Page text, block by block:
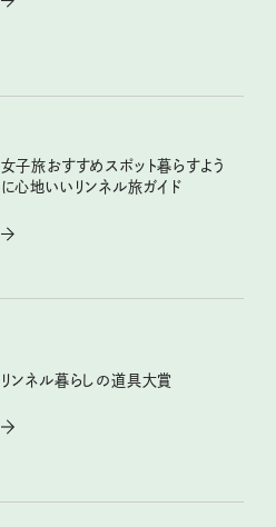
女子旅おすすめスポット暮らすよう
に心地いいリンネル旅ガイド
リンネル暮らしの道具大賞